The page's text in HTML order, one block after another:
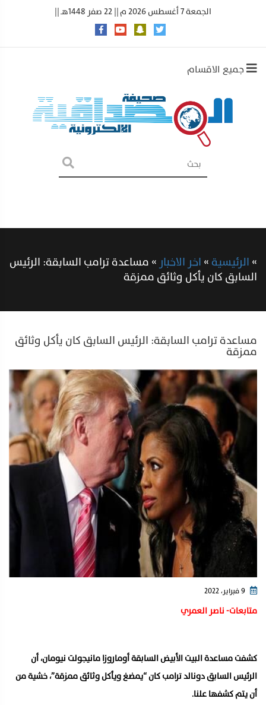
الجمعة 7 أغسطس 2026 م || 22 صفر 1448هـ ||
جميع الاقسام
»الرئيسية»اخر الاخبار »مساعدة ترامب السابقة: الرئيس
السابق كان يأكل وثائق ممزقة
مساعدة ترامب السابقة: الرئيس السابق كان يأكل وثائق
ممزقة
متابعات- ناصر العمري
كشفت مساعدة البيت الأبيض السابقة أوماروزا مانيجولت نيومان، أن
الرئيس السابق دونالد ترامب كان “يمضغ ويأكل وثائق ممزقة”، خشية من
أن يتم كشفها علنا.